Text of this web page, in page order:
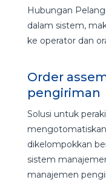
Hubungan
dalam sistem,
ke operator dan
Order
pengiriman
Solusi untuk
dikelompokkan
sistem
manajemen